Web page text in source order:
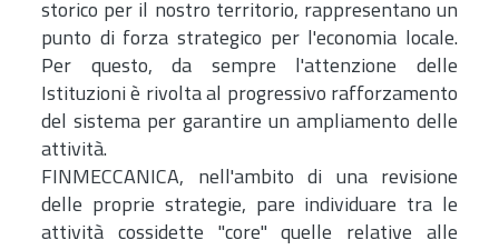
storico per il nostro territorio, rappresentano un
punto di forza strategico per l'economia locale.
Per questo, da sempre l'attenzione delle
Istituzioni è rivolta al progressivo rafforzamento
del sistema per garantire un ampliamento delle
attività.
FINMECCANICA, nell'ambito di una revisione
delle proprie strategie, pare individuare tra le
attività cossidette "core" quelle relative alle